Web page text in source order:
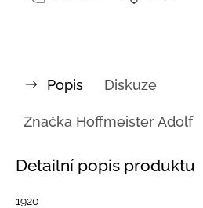
Popis Diskuze
Značka Hoffmeister Adolf
Detailní popis produktu
1920